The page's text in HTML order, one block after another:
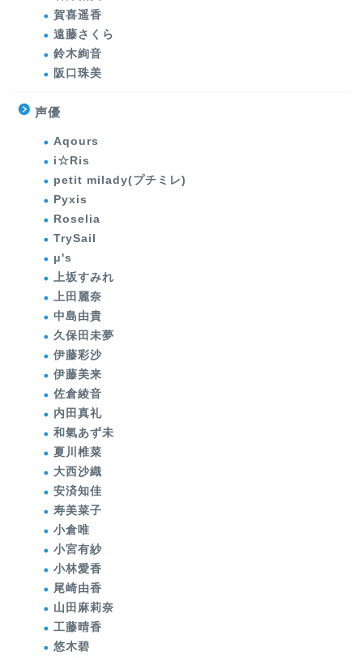
賀喜遥香
遠藤さくら
鈴木絢音
阪口珠美
声優
Aqours
i☆Ris
petit milady(プチミレ)
Pyxis
Roselia
TrySail
μ's
上坂すみれ
上田麗奈
中島由貴
久保田未夢
伊藤彩沙
伊藤美来
佐倉綾音
内田真礼
和氣あず未
夏川椎菜
大西沙織
安済知佳
寿美菜子
小倉唯
小宮有紗
小林愛香
尾崎由香
山田麻莉奈
工藤晴香
悠木碧